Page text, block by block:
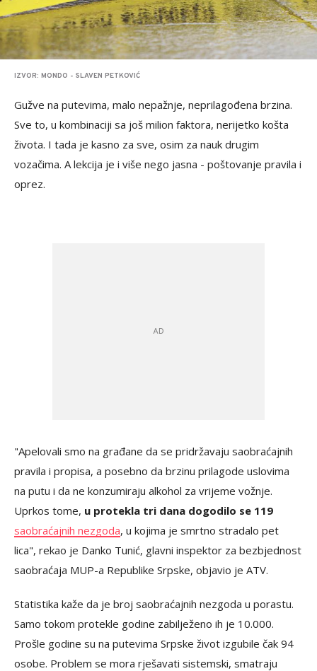
IZVOR: MONDO - SLAVEN PETKOVIĆ
Gužve na putevima, malo nepažnje, neprilagođena brzina.
Sve to, u kombinaciji sa još milion faktora, nerijetko košta
života. I tada je kasno za sve, osim za nauk drugim
vozačima. A lekcija je i više nego jasna - poštovanje pravila i
oprez.
"Apelovali smo na građane da se pridržavaju saobraćajnih
pravila i propisa, a posebno da brzinu prilagode uslovima
na putu i da ne konzumiraju alkohol za vrijeme vožnje.
Uprkos tome, u protekla tri dana dogodilo se 119
saobraćajnih nezgoda, u kojima je smrtno stradalo pet
lica", rekao je Danko Tunić, glavni inspektor za bezbjednost
saobraćaja MUP-a Republike Srpske, objavio je ATV.
Statistika kaže da je broj saobraćajnih nezgoda u porastu.
Samo tokom protekle godine zabilježeno ih je 10.000.
Prošle godine su na putevima Srpske život izgubile čak 94
osobe. Problem se mora rješavati sistemski, smatraju